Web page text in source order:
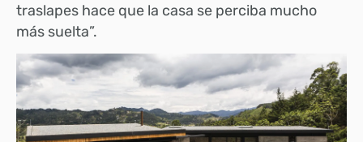
traslapes hace que la casa se perciba mucho
más suelta”.